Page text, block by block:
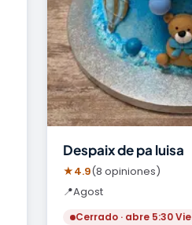
Despaix de pa luisa
★4.9(8 opiniones)
📍Agost
Cerrado · abre 5:30 Vie